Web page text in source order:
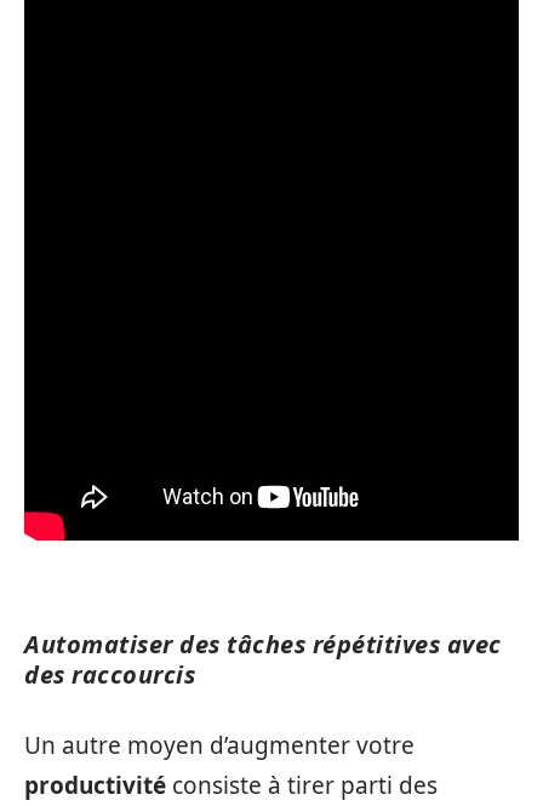
Automatiser des tâches répétitives avec
des raccourcis
Un autre moyen d’augmenter votre
productivité consiste à tirer parti des